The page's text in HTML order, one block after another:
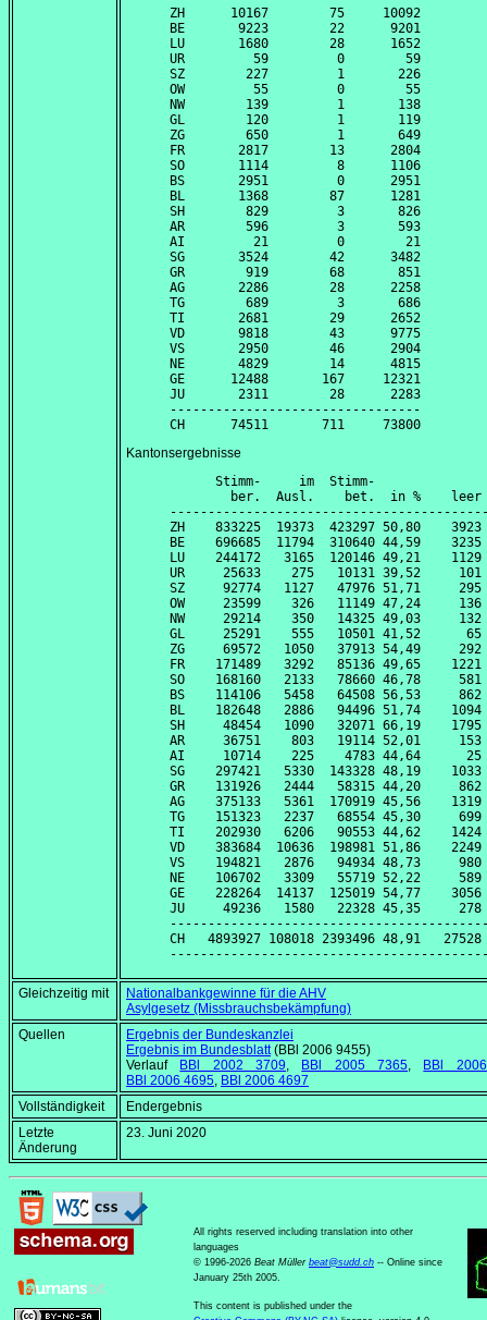
ZH      10167        75     10092
BE       9223        22      9201
LU       1680        28      1652
UR         59         0        59
SZ        227         1       226
OW         55         0        55
NW        139         1       138
GL        120         1       119
ZG        650         1       649
FR       2817        13      2804
SO       1114         8      1106
BS       2951         0      2951
BL       1368        87      1281
SH        829         3       826
AR        596         3       593
AI         21         0        21
SG       3524        42      3482
GR        919        68       851
AG       2286        28      2258
TG        689         3       686
TI       2681        29      2652
VD       9818        43      9775
VS       2950        46      2904
NE       4829        14      4815
GE      12488       167     12321
JU       2311        28      2283
---------------------------------
Kantonsergebnisse
Stimm-     im  Stimm-
ber.  Ausl.    bet.  in %
ZH    833225  19373  423297 50,80
BE    696685  11794  310640 44,59
LU    244172   3165  120146 49,21
UR     25633    275   10131 39,52
SZ     92774   1127   47976 51,71
OW     23599    326   11149 47,24
NW     29214    350   14325 49,03
GL     25291    555   10501 41,52
ZG     69572   1050   37913 54,49
FR    171489   3292   85136 49,65
SO    168160   2133   78660 46,78
BS    114106   5458   64508 56,53
BL    182648   2886   94496 51,74
SH     48454   1090   32071 66,19
AR     36751    803   19114 52,01
AI     10714    225    4783 44,64
SG    297421   5330  143328 48,19
GR    131926   2444   58315 44,20
AG    375133   5361  170919 45,56
TG    151323   2237   68554 45,30
TI    202930   6206   90553 44,62
VD    383684  10636  198981 51,86
VS    194821   2876   94934 48,73
NE    106702   3309   55719 52,22
GE    228264  14137  125019 54,77
JU     49236   1580   22328 45,35
CH   4893927 108018 2393496 48,91
Gleichzeitig mit
Nationalbankgewinne für die AHV
Asylgesetz (Missbrauchsbekämpfung)
Quellen
Ergebnis der Bundeskanzlei
Ergebnis im Bundesblatt(BBl 2006 9455)
Verlauf
BBl 2002 3709, BBl 2005 7365,
BBl
BBl 2006 4695, BBl 2006 4697
Vollständigkeit
Endergebnis
Letzte
Änderung
23. Juni 2020
All rights reserved including translation into other
languages
© 1996-2026 Beat Müller beat@sudd.ch -- Online since
January 25th 2005.
This content is published under the